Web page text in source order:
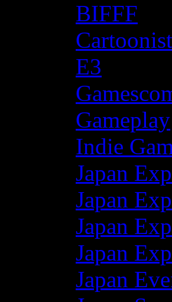
BIFFF
Cartoonist
E3
Gameplay
Indie
Japan
Japan
Japan
Japan
Japan